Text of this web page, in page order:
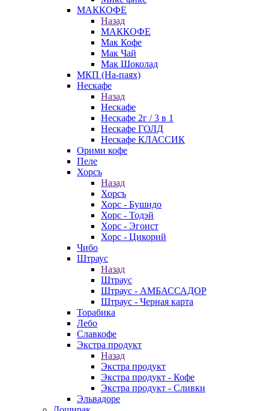
МАККОФЕ
Назад
МАККОФЕ
Мак Кофе
Мак Чай
Мак Шоколад
МКП (На-паях)
Нескафе
Назад
Нескафе
Нескафе 2г / 3 в 1
Нескафе ГОЛД
Нескафе КЛАССИК
Орими кофе
Пеле
Хорсъ
Назад
Хорсъ
Хорс - Бушидо
Хорс - Тодэй
Хорс - Эгоист
Хорс - Цикорий
Чибо
Штраус
Назад
Штраус
Штраус - АМБАССАДОР
Штраус - Черная карта
Торабика
Лебо
Славкофе
Экстра продукт
Назад
Экстра продукт
Экстра продукт - Кофе
Экстра продукт - Сливки
Эльвадоре